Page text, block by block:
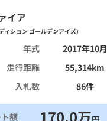
イア
ィション ゴールデンアイズ)
年式
2017年10月
走行距離
55,314km
入札数
86件
額 170.0万